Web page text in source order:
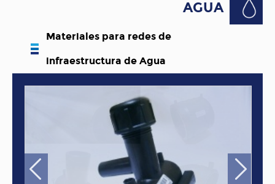
AGUA
Materiales para redes de
infraestructura de Agua